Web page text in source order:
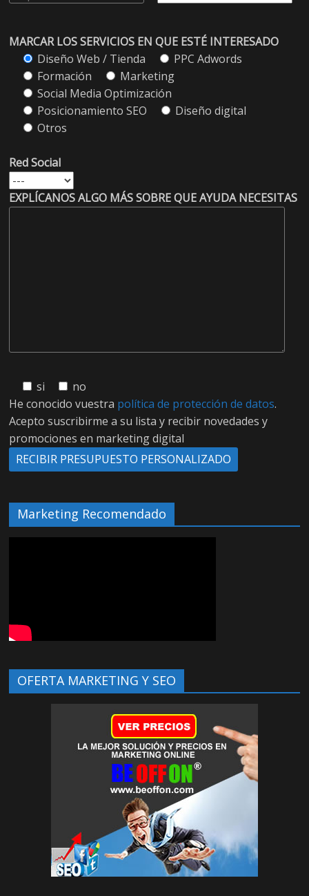
MARCAR LOS SERVICIOS EN QUE ESTÉ INTERESADO
Diseño Web / Tienda
PPC Adwords
Formación
Marketing
Social Media Optimización
Posicionamiento SEO
Diseño digital
Otros
Red Social
EXPLÍCANOS ALGO MÁS SOBRE QUE AYUDA NECESITAS
si
no
He conocido vuestra política de protección de datos.
Acepto suscribirme a su lista y recibir novedades y
promociones en marketing digital
Marketing Recomendado
OFERTA MARKETING Y SEO